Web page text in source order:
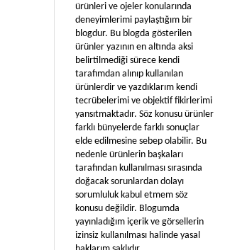
ürünleri ve ojeler konularında
deneyimlerimi paylaştığım bir
blogdur. Bu blogda gösterilen
ürünler yazının en altında aksi
belirtilmediği sürece kendi
tarafımdan alınıp kullanılan
ürünlerdir ve yazdıklarım kendi
tecrübelerimi ve objektif fikirlerimi
yansıtmaktadır. Söz konusu ürünler
farklı bünyelerde farklı sonuçlar
elde edilmesine sebep olabilir. Bu
nedenle ürünlerin başkaları
tarafından kullanılması sırasında
doğacak sorunlardan dolayı
sorumluluk kabul etmem söz
konusu değildir. Blogumda
yayınladığım içerik ve görsellerin
izinsiz kullanılması halinde yasal